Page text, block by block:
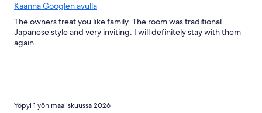
Käännä Googlen avulla
The owners treat you like family. The room was traditional
Japanese style and very inviting. I will definitely stay with them
again
Yöpyi 1 yön maaliskuussa 2026